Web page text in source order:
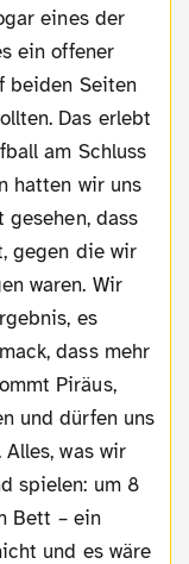
eines der
ein offener
beiden Seiten
Das erlebt
am Schluss
hatten wir uns
dass
gegen die wir
waren. Wir
es
dass mehr
Piräus,
und dürfen uns
was wir
spielen: um 8
Bett – ein
und es wäre